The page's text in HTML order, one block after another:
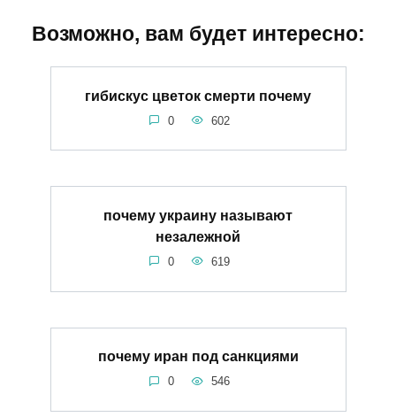
Возможно, вам будет интересно:
гибискус цветок смерти почему
0 602
почему украину называют
незалежной
0 619
почему иран под санкциями
0 546